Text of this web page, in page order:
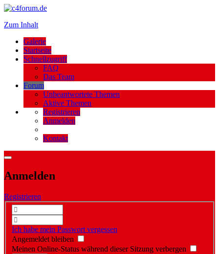
Zum Inhalt
Galerie
Startseite
Schnellzugriff
FAQ
Das Team
Forum
Unbeantwortete Themen
Aktive Themen
Registrieren
Anmelden
Kontakt
Anmelden
Registrieren
Ich habe mein Passwort vergessen
Angemeldet bleiben
Meinen Online-Status während dieser Sitzung verbergen